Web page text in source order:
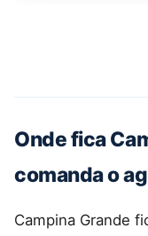
Onde fica
comanda o
Campina Grande